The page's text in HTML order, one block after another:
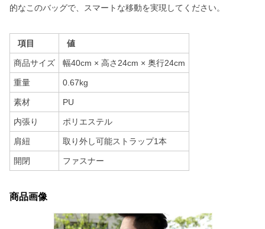
的なこのバッグで、スマートな移動を実現してください。
項目 値
商品サイズ 幅40cm × 高さ24cm × 奥行24cm
重量 0.67kg
素材 PU
内張り ポリエステル
肩紐 取り外し可能ストラップ1本
開閉 ファスナー
商品画像